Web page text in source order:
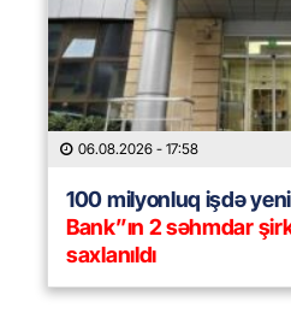
06.08.2026 - 17:58
100 milyonluq işdə yeni
Bank”ın 2 səhmdar
saxlanıldı